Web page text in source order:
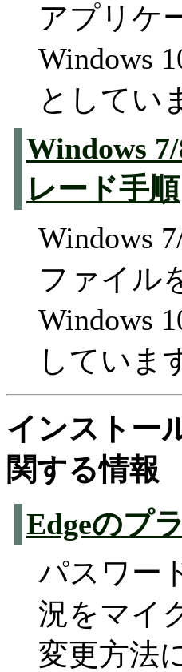
アプリケ
Windows
としてい
Windows
レード手順
Windows
ファイル
Windows
していま
インストー
関する情報
Edgeのプ
パスワー
況をマイ
変更方法